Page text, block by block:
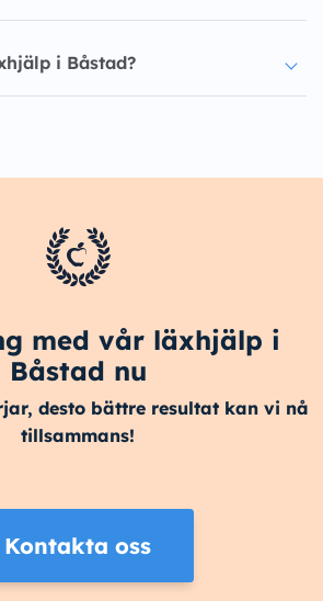
i Båstad?
med vår läxhjälp i
Båstad nu
desto bättre resultat kan vi nå
tillsammans!
Kontakta oss